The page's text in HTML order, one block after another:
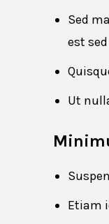
Sed
est
Ut
Etiam